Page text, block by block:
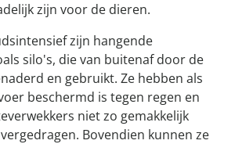
zijn voor de dieren.
zijn hangende
silo's, die van buitenaf door de
en gebruikt. Ze hebben als
beschermd is tegen regen en
niet zo gemakkelijk
Bovendien kunnen ze